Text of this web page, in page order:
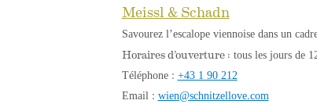
Meissl & Schadn
Savourez l’escalope viennoise dans un
Horaires d’ouverture : tous les jours de
Téléphone : +43 1 90 212
Email : wien@schnitzellove.com